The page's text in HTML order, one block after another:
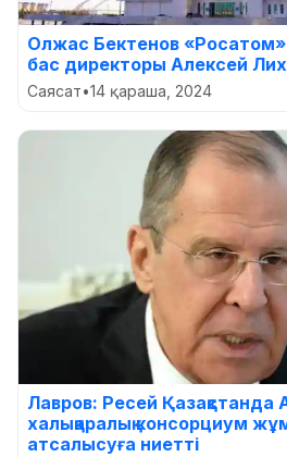
Олжас Бектенов
бас директоры Алексей
Саясат•14 қараша, 2024
Лавров: Ресей Қазақстанда
халықаралық консорциум
атсалысуға ниетті